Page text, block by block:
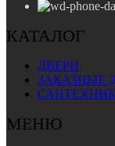
КАТАЛОГ
ДВЕРИ
ЗАКАЗНЫЕ
МЕНЮ